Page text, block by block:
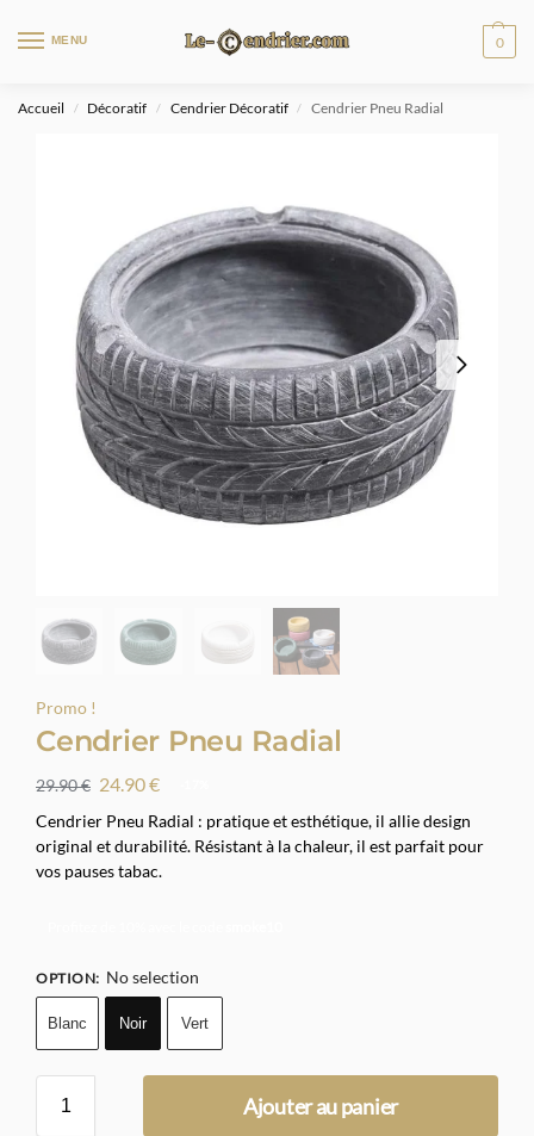
MENU 0
Accueil / Décoratif / Cendrier Décoratif / Cendrier Pneu Radial
Promo !
Cendrier Pneu Radial
29.90€ 24.90€
Cendrier Pneu Radial : pratique et esthétique, il allie design
original et durabilité. Résistant à la chaleur, il est parfait pour
vos pauses tabac.
OPTION: No selection
Blanc Noir Vert
Ajouter au panier